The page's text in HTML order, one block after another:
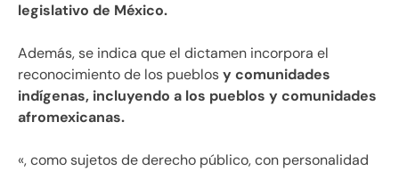
legislativo de México.
Además, se indica que el dictamen incorpora el
reconocimiento de los pueblosy comunidades
indígenas, incluyendo a los pueblos y comunidades
afromexicanas.
«, como sujetos de derecho público, con personalidad